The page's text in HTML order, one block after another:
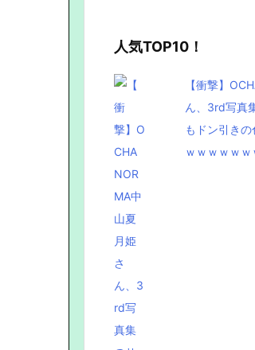
人気TOP10！
【衝撃】
ん、3rd写真
もドン引き
ｗｗｗｗｗ